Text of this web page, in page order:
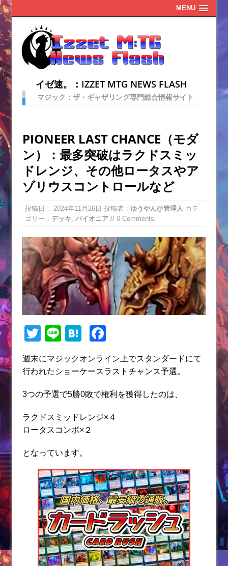
MENU
イゼ速。：IZZET MTG NEWS FLASH
マジック：ザ・ギャザリング専門総合情報サイト
PIONEER LAST CHANCE（モダ
ン）：最多突破はラクドスミッ
ドレンジ、その他ロータスやア
ゾリウスコントロールなど
投稿日： 2024年11月26日 投稿者： ゆうやん@管理人 カテ
ゴリー： デッキ パイオニア // 0 Comments
T
itt
Li
e
H
e
a
c
b
o
週末にマジックオンライン上でスタンダードにて
行われたショーケースラストチャンス予選。
3つの予選で5勝0敗で権利を獲得したのは、
ラクドスミッドレンジ×４
ロータスコンボ×２
となっています。